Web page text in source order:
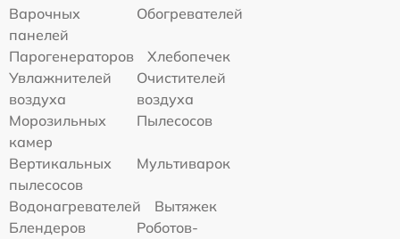
Варочных
панелей
Обогревателей
Парогенераторов
Хлебопечек
Увлажнителей
воздуха
Очистителей
воздуха
Морозильных
камер
Пылесосов
Вертикальных
пылесосов
Мультиварок
Водонагревателей
Вытяжек
Блендеров
Роботов-